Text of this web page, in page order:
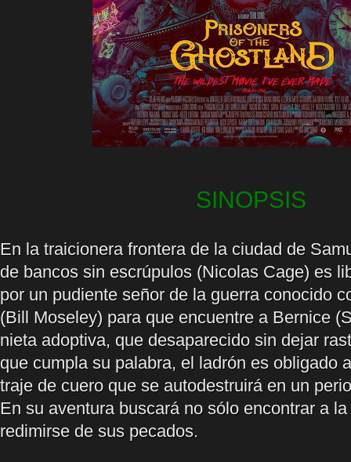
SINOPSIS
En la traicionera frontera de la ciudad de
de bancos sin escrúpulos (Nicolas Cage) es
por un pudiente señor de la guerra conocido
(Bill Moseley) para que encuentre a Bernice
nieta adoptiva, que desaparecido sin dejar
que cumpla su palabra, el ladrón es obligado
traje de cuero que se autodestruirá en un
En su aventura buscará no sólo encontrar a
redimirse de sus pecados.